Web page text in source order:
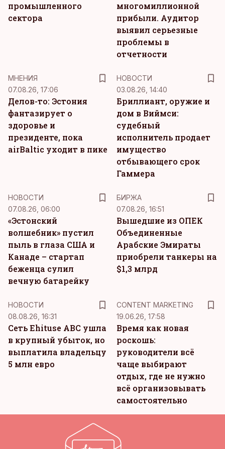
промышленного
сектора
многомиллионной
прибыли. Аудитор
выявил серьезные
проблемы в
отчетности
MНЕНИЯ
07.08.26, 17:06
Делов-то: Эстония
фантазирует о
здоровье и
президенте, пока
airBaltic уходит в пике
НОВОСТИ
03.08.26, 14:40
Бриллиант, оружие и
дом в Виймси:
судебный
исполнитель продает
имущество
отбывающего срок
Гаммера
НОВОСТИ
07.08.26, 06:00
«Эстонский
волшебник» пустил
пыль в глаза США и
Канаде – стартап
беженца сулил
вечную батарейку
БИРЖА
07.08.26, 16:51
Вышедшие из ОПЕК
Объединенные
Арабские Эмираты
приобрели танкеры на
$1,3 млрд
НОВОСТИ
08.08.26, 16:31
Сеть Ehituse ABC ушла
в крупный убыток, но
выплатила владельцу
5 млн евро
CONTENT MARKETING
19.06.26, 17:58
Время как новая
роскошь:
руководители всё
чаще выбирают
отдых, где не нужно
всё организовывать
самостоятельно